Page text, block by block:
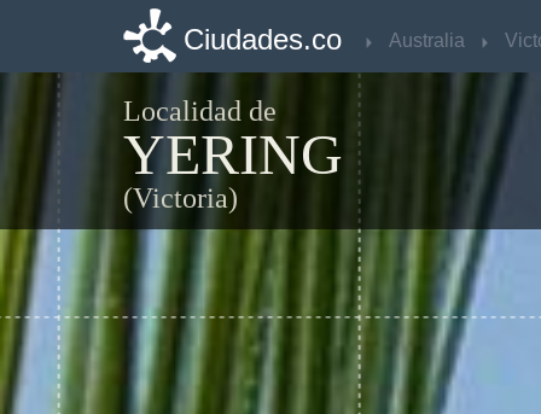
Ciudades.co Australia
Localidad de
YERING
(Victoria)
Ciudades.co Australia